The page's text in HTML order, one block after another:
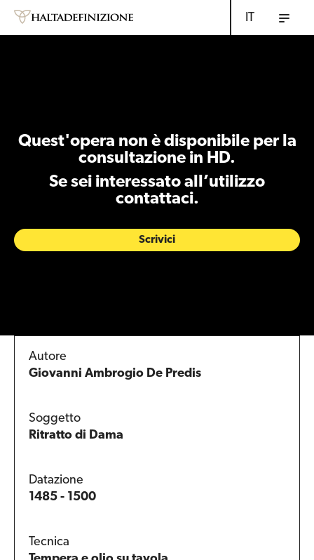
IT
Quest'opera non è disponibile per la
consultazione in HD.
Se sei interessato all’utilizzo
contattaci.
Scrivici
Autore
Giovanni Ambrogio De Predis
Soggetto
Ritratto di Dama
Datazione
1485 - 1500
Tecnica